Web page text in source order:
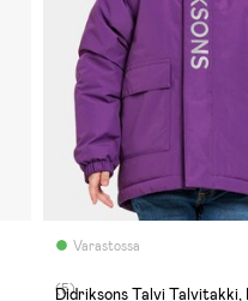
Varastossa
(5)
Didriksons Talvi Talvitakki,